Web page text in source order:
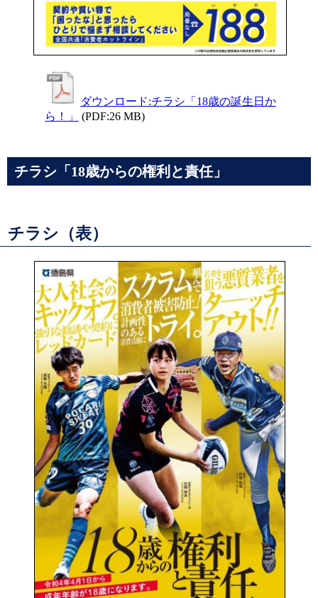
ダウンロード:チラシ「18歳の誕生日か
ら！」
(PDF:26 MB)
チラシ「18歳からの権利と責任」
チラシ（表）